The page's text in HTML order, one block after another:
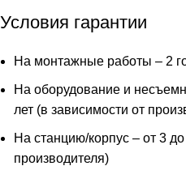
Условия гарантии
На монтажные работы – 2
На оборудование и
лет (в зависимости от
На станцию/корпус – от 3
производителя)